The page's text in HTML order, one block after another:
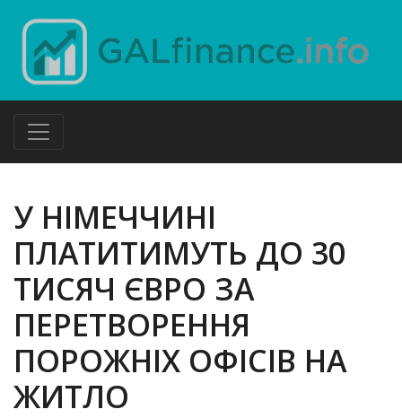
У НІМЕЧЧИНІ
ПЛАТИТИМУТЬ ДО 30
ТИСЯЧ ЄВРО ЗА
ПЕРЕТВОРЕННЯ
ПОРОЖНІХ ОФІСІВ НА
ЖИТЛО